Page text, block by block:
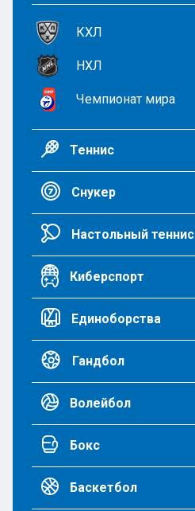
КХЛ
НХЛ
Чемпионат мира
Теннис
Снукер
Настольный теннис
Киберспорт
Единоборства
Гандбол
Волейбол
Бокс
Баскетбол